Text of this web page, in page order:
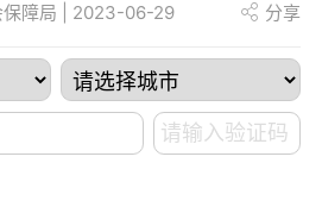
保障局 | 2023-06-29 分享